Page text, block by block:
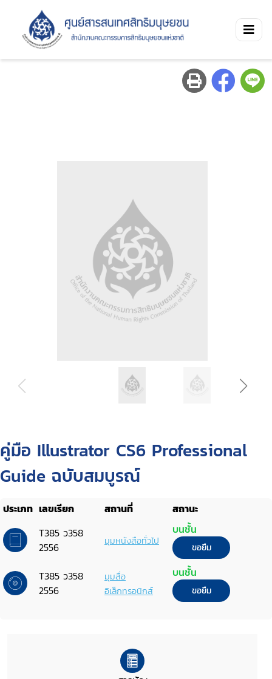
คู่มือ Illustrator CS6 Professional
Guide ฉบับสมบูรณ์
ประเภท เลขเรียก สถานที่
สถานะ
T385 ว358
2556
มุมหนังสือทั่วไป
บนชั้น
ขอยืม
T385 ว358
2556
มุมสื่อ
อิเล็กทรอนิกส์
บนชั้น
ขอยืม